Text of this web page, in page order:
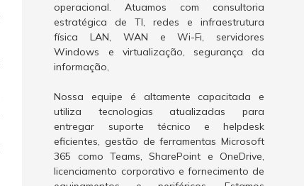
operacional. Atuamos com consultoria
estratégica de TI, redes e infraestrutura
física LAN, WAN e Wi-Fi, servidores
Windows e virtualização, segurança da
informação,
Nossa equipe é altamente capacitada e
utiliza tecnologias atualizadas para
entregar suporte técnico e helpdesk
eficientes, gestão de ferramentas Microsoft
365 como Teams, SharePoint e OneDrive,
licenciamento corporativo e fornecimento de